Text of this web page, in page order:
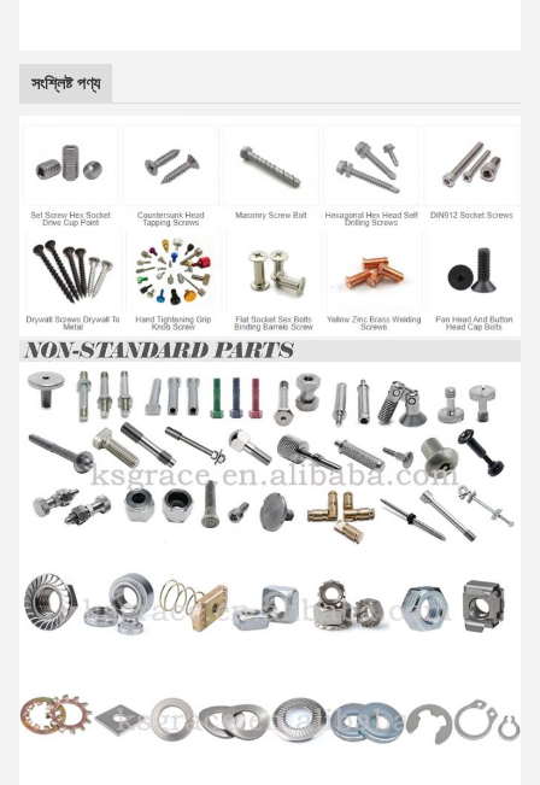
সংশ্লিষ্ট পণ্য